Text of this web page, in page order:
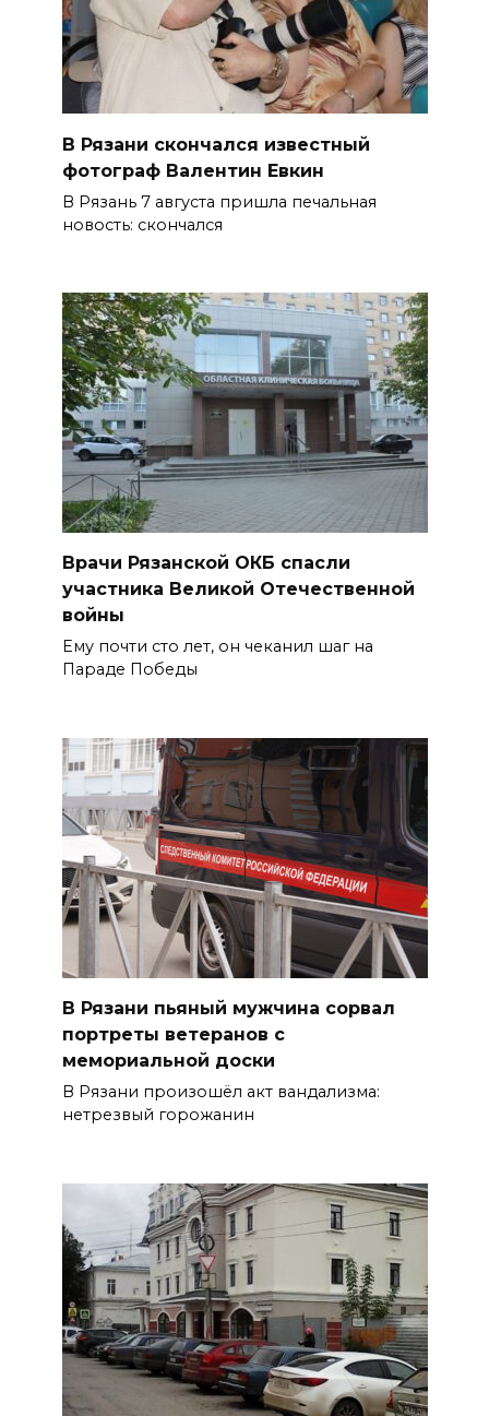
В Рязани скончался известный
фотограф Валентин Евкин
В Рязань 7 августа пришла печальная
новость: скончался
Врачи Рязанской ОКБ спасли
участника Великой Отечественной
войны
Ему почти сто лет, он чеканил шаг на
Параде Победы
В Рязани пьяный мужчина сорвал
портреты ветеранов с
мемориальной доски
В Рязани произошёл акт вандализма:
нетрезвый горожанин